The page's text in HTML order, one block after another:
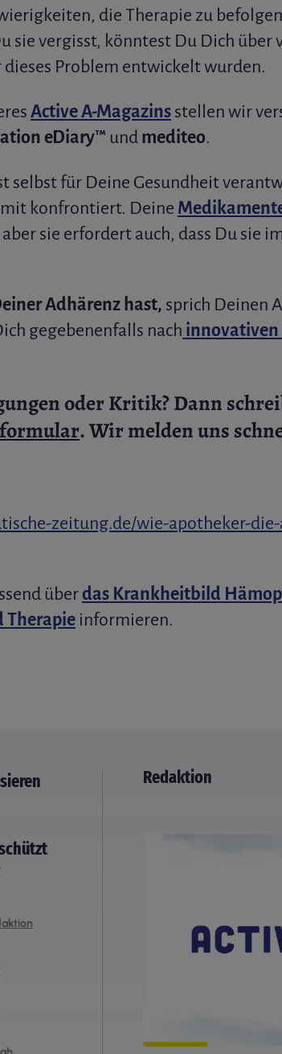
die Therapie zu
sie vergisst, könntest Du Dich über
Problem entwickelt wurden.
Active A-Magazins stellen wir
eDiary™ und mediteo.
selbst für Deine Gesundheit
konfrontiert. Deine
sie erfordert auch, dass Du sie
Adhärenz hast, sprich Deinen
gegebenenfalls nach innovativen
oder Kritik?Dann
. Wir melden uns
zeitung.de/wie-apotheker-
überdas Krankheitbild
Therapie informieren.
Redaktion